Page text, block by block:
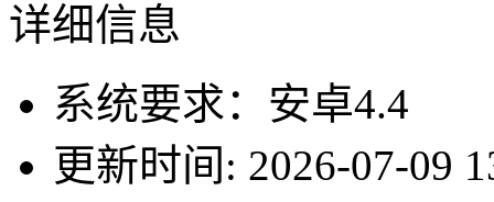
详细信息
系统要求：安卓4.4
更新时间: 2026-07-09